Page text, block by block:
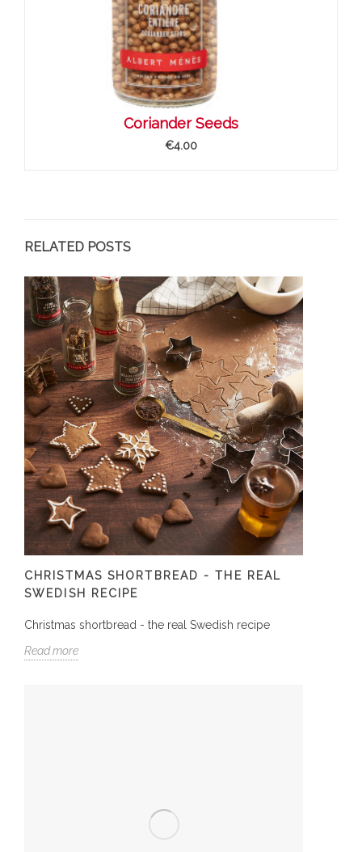
Coriander Seeds
€4.00
RELATED POSTS
CHRISTMAS SHORTBREAD - THE REAL
SWEDISH RECIPE
Christmas shortbread - the real Swedish recipe
Read more